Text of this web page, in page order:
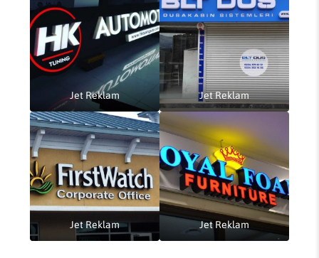
Jet Reklam Jet Reklam
Jet Reklam Jet Reklam